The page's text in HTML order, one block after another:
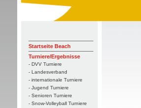
Startseite Beach
Turniere/Ergebnisse
- DVV Turniere
- Landesverband
- internationale Turniere
- Jugend Turniere
- Senioren Turniere
- Snow-Volleyball Turniere